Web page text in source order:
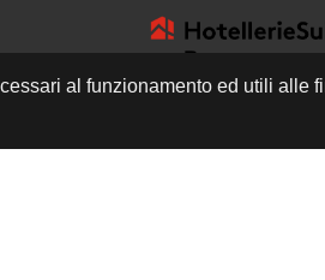
al funzionamento ed utili alle